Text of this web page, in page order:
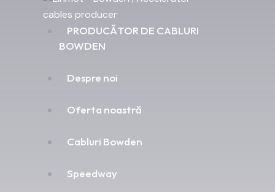
PRODUCĂTOR DE CABLURI
BOWDEN
Despre noi
Oferta noastră
Cabluri Bowden
Speedway